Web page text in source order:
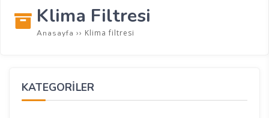
Klima Filtresi
Anasayfa ›› Klima filtresi
KATEGORİLER